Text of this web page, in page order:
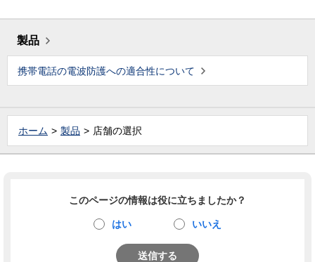
製品
携帯電話の電波防護への適合性について
ホーム 製品 店舗の選択
このページの情報は役に立ちましたか？
はい いいえ
送信する